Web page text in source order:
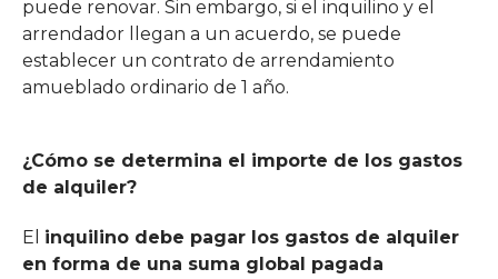
puede renovar. Sin embargo, si el inquilino y el
arrendador llegan a un acuerdo, se puede
establecer un contrato de arrendamiento
amueblado ordinario de 1 año.
¿Cómo se determina el importe de los gastos
de alquiler?
El inquilino debe pagar los gastos de alquiler
en forma de una suma global pagada